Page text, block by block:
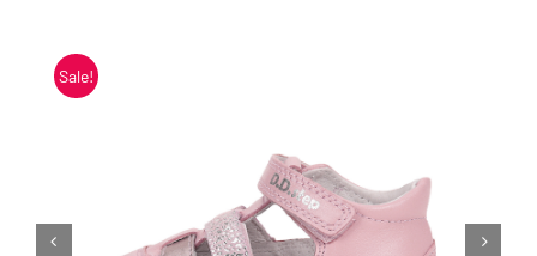
Blogi
Kontakt
Sale!